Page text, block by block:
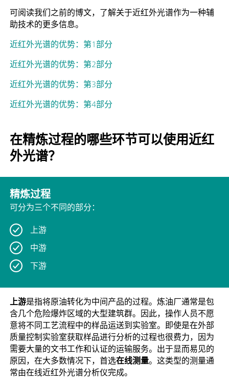
可阅读我们之前的博文，了解关于近红外光谱作为一种辅
助技术的更多信息。
近红外光谱的优势：第1部分
近红外光谱的优势：第2部分
近红外光谱的优势：第3部分
近红外光谱的优势：第4部分
在精炼过程的哪些环节可以使用近红
外光谱？
精炼过程
可分为三个不同的部分：
上游
中游
下游
上游是指将原油转化为中间产品的过程。炼油厂通常是包
含几个危险爆炸区域的大型建筑群。因此，操作人员不愿
意将不同工艺流程中的样品运送到实验室。即使是在外部
质量控制实验室获取样品进行分析的过程也很费力，因为
需要大量的文书工作和认证的运输服务。出于显而易见的
原因，在大多数情况下，首选在线测量。这类型的测量通
常由在线近红外光谱分析仪完成。